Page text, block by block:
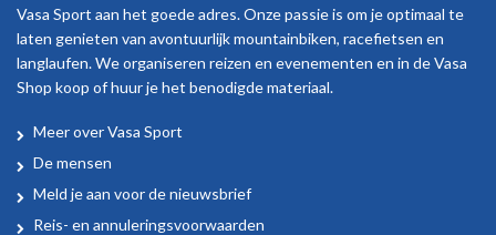
Vasa Sport aan het goede adres. Onze passie is om je optimaal te
laten genieten van avontuurlijk mountainbiken, racefietsen en
langlaufen. We organiseren reizen en evenementen en in de Vasa
Shop koop of huur je het benodigde materiaal.
Over
Vasa
Sport
Meer over Vasa Sport
De mensen
Meld je aan voor de nieuwsbrief
Reis- en annuleringsvoorwaarden